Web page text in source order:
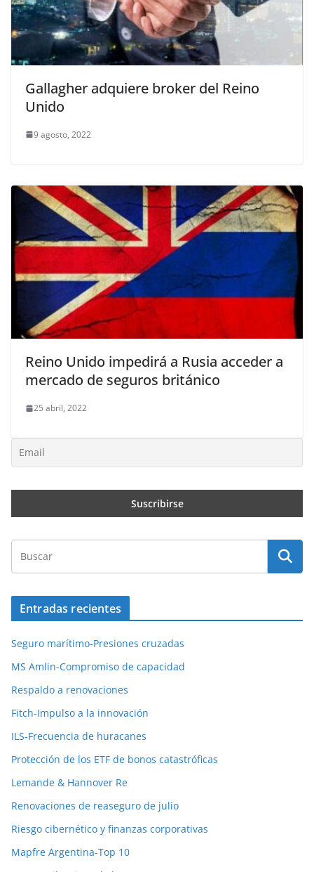
Gallagher adquiere broker del Reino
Unido
9 agosto, 2022
Reino Unido impedirá a Rusia acceder a
mercado de seguros británico
25 abril, 2022
Entradas recientes
Seguro marítimo-Presiones cruzadas
MS Amlin-Compromiso de capacidad
Respaldo a renovaciones
Fitch-Impulso a la innovación
ILS-Frecuencia de huracanes
Protección de los ETF de bonos catastróficas
Lemande & Hannover Re
Renovaciones de reaseguro de julio
Riesgo cibernético y finanzas corporativas
Mapfre Argentina-Top 10